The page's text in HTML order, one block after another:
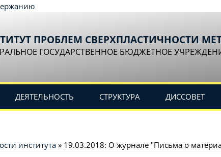
ПРОБЛЕМ СВЕРХПЛАСТИЧНОСТИ
ГОСУДАРСТВЕННОЕ БЮДЖЕТНОЕ
ДЕЯТЕЛЬНОСТЬ СТРУКТУРА ДИССОВЕТ
института » 19.03.2018: О журнале "Письма о